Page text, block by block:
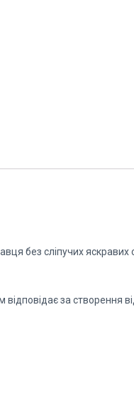
без сліпучих
за створення